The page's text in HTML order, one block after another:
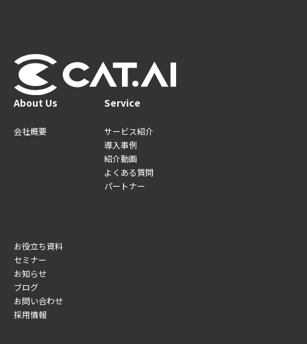
About Us
会社概要
Service
サービス紹介
導入事例
紹介動画
よくある質問
パートナー
お役立ち資料
セミナー
お知らせ
ブログ
お問い合わせ
採用情報